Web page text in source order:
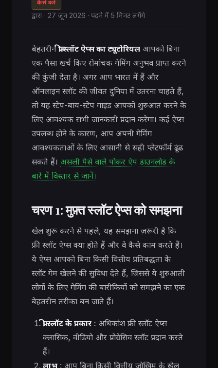
कैसे करें
द्वारा · 27 जून 2026 · पढ़ने में 5 मिनट लगेंगे
बेहतरीनफ्री स्लॉट ऐप्स का ट्यूटोरियल आपको बिना
एक पैसा खर्च किए रोमांचक गेमिंग अनुभव प्राप्त करने
की कुंजी देता है। अगर आप भारत में हैं और
ऑनलाइन स्लॉट की जीवंत दुनिया में उतरना चाहते हैं,
तो यह स्टेप-बाय-स्टेप गाइड आपको शुरुआत करने के
लिए आवश्यक सभी जानकारी प्रदान करेगा। कई ऐप्स
उपलब्ध होने के कारण, आप अपनी गेमिंग
आवश्यकताओं के लिए आसानी से सही प्लेटफॉर्म ढूंढ
सकते हैं। असली पैसे वाले पोकर ऐप डाउनलोड के
बारे में विस्तार से जानें।
चरण 1: मुफ़्त स्लॉट ऐप्स को समझना
खेल शुरू करने से पहले, यह समझना ज़रूरी है कि
फ्री स्लॉट ऐप्स क्या होते हैं और वे कैसे काम करते हैं।
ये ऐप्स आपको बिना किसी वित्तीय प्रतिबद्धता के
स्लॉट गेम खेलने की सुविधा देते हैं, जिससे ये शुरुआती
लोगों के लिए गेमिंग की बारीकियों को समझने का एक
बेहतरीन तरीका बन जाते हैं।
फ्री स्लॉट के प्रकार: अधिकांश फ्री स्लॉट ऐप्स
क्लासिक, वीडियो और प्रोग्रेसिव स्लॉट प्रदान करते
हैं।
लाभ: आप बिना किसी वित्तीय जोखिम के खेल